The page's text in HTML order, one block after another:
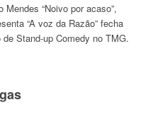
“Noivo por acaso”,
“A voz da Razão” fecha
Stand-up Comedy no TMG.